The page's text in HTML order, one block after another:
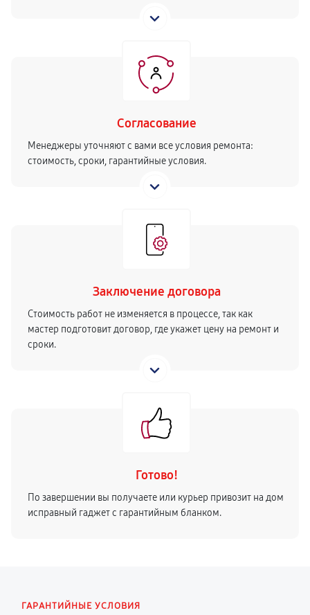
Согласование
Менеджеры уточняют с вами все условия ремонта:
стоимость, сроки, гарантийные условия.
Заключение договора
Стоимость работ не изменяется в процессе, так как
мастер подготовит договор, где укажет цену на ремонт и
сроки.
Готово!
По завершении вы получаете или курьер привозит на дом
исправный гаджет с гарантийным бланком.
ГАРАНТИЙНЫЕ УСЛОВИЯ